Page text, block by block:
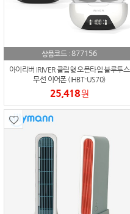
상품코드 :877156
아이리버 IRIVER 클립형 오픈타입 블루투스
무선 이어폰 (IHBT-US70)
25,418원